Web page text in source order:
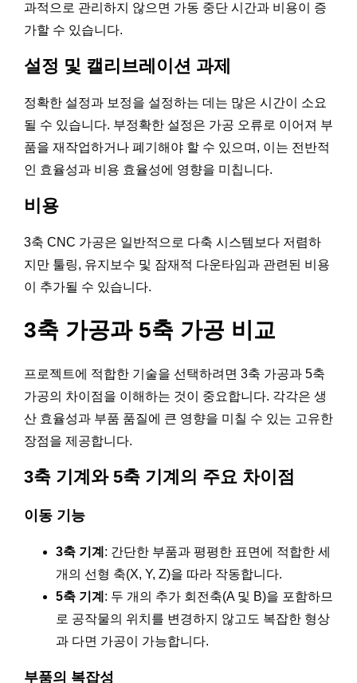
과적으로 관리하지 않으면 가동 중단 시간과 비용이 증
가할 수 있습니다.
설정 및 캘리브레이션 과제
정확한 설정과 보정을 설정하는 데는 많은 시간이 소요
될 수 있습니다. 부정확한 설정은 가공 오류로 이어져 부
품을 재작업하거나 폐기해야 할 수 있으며, 이는 전반적
인 효율성과 비용 효율성에 영향을 미칩니다.
비용
3축 CNC 가공은 일반적으로 다축 시스템보다 저렴하
지만 툴링, 유지보수 및 잠재적 다운타임과 관련된 비용
이 추가될 수 있습니다.
3축 가공과 5축 가공 비교
프로젝트에 적합한 기술을 선택하려면 3축 가공과 5축
가공의 차이점을 이해하는 것이 중요합니다. 각각은 생
산 효율성과 부품 품질에 큰 영향을 미칠 수 있는 고유한
장점을 제공합니다.
3축 기계와 5축 기계의 주요 차이점
이동 기능
3축 기계 : 간단한 부품과 평평한 표면에 적합한 세
개의 선형 축(X, Y, Z)을 따라 작동합니다.
5축 기계 : 두 개의 추가 회전축(A 및 B)을 포함하므
로 공작물의 위치를 변경하지 않고도 복잡한 형상
과 다면 가공이 가능합니다.
부품의 복잡성